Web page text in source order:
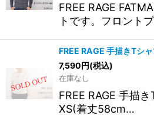
FREE RAGE
トです。フロント
FREE RAGE 手描きT
7,590円(税込)
在庫なし
FREE RAGE 手描
XS(着丈58cm…